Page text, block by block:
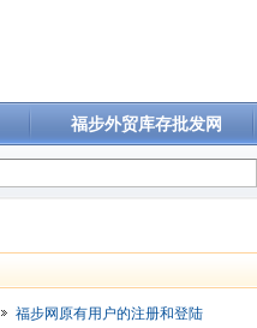
福步外贸库存批发网
福步网原有用户的注册和登陆